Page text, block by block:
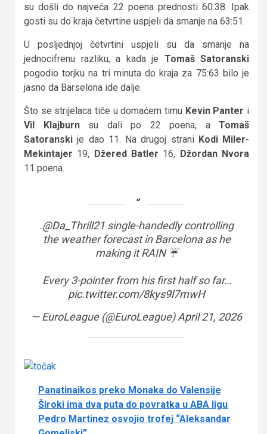
su došli do najveća 22 poena prednosti 60:38. Ipak
gosti su do kraja četvrtine uspjeli da smanje na 63:51.
U posljednjoj četvrtini uspjeli su da smanje na
jednocifrenu razliku, a kada je Tomaš Satoranski
pogodio torjku na tri minuta do kraja za 75:63 bilo je
jasno da Barselona ide dalje.
Što se strijelaca tiče u domaćem timu Kevin Panter i
Vil Klajburn su dali po 22 poena, a Tomaš
Satoranski je dao 11. Na drugoj strani Kodi Miler-
Mekintajer 19, Džered Batler 16, Džordan Nvora
11 poena.
.@Da_Thrill21 single-handedly controlling
the weather forecast in Barcelona as he
making it RAIN ☔
Every 3-pointer from his first half so far…
pic.twitter.com/8kys9l7mwH
— EuroLeague (@EuroLeague)April 21, 2026
Panatinaikos preko Monaka do Valensije
Široki ima dva puta do povratka u ABA ligu
Pedro Martinez osvojio trofej “Aleksandar